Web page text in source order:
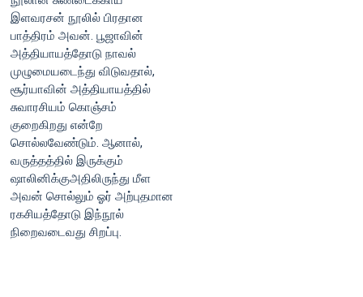
இளவரசன் நூலில் பிரதான
பாத்திரம் அவன். பூஜாவின்
அத்தியாயத்தோடு நாவல்
முழுமையடைந்து விடுவதால்,
சூர்யாவின் அத்தியாயத்தில்
சுவாரசியம் கொஞ்சம்
குறைகிறது என்றே
சொல்லவேண்டும். ஆனால்,
வருத்தத்தில் இருக்கும்
ஷாலினிக்குஅதிலிருந்து மீள
அவன் சொல்லும் ஓர் அற்புதமான
ரகசியத்தோடு இந்நூல்
நிறைவடைவது சிறப்பு.